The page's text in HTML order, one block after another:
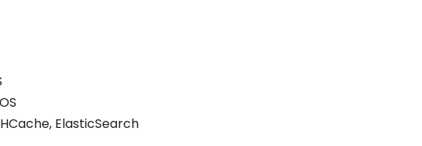
ElasticSearch